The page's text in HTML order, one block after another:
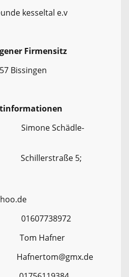
kesseltal e.v
Firmensitz
Bissingen
Schädle-
5;
01607738972
Hafner